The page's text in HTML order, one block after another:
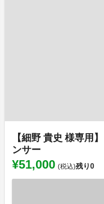
【細野 貴史 様専用
ンサー
¥51,000 (税込)残り0